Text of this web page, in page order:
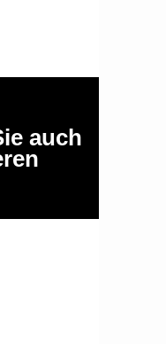
auch